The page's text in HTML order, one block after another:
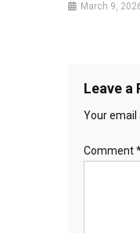
March 9,
Leave a
Your email
Comment